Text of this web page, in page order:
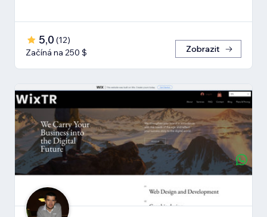
5,0 (12)
Začíná na 250 $
Zobrazit